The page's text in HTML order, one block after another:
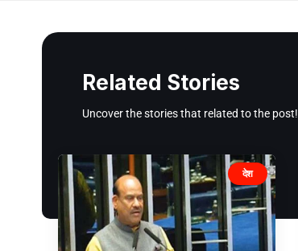
Related Stories
Uncover the stories that related to the post!
देश